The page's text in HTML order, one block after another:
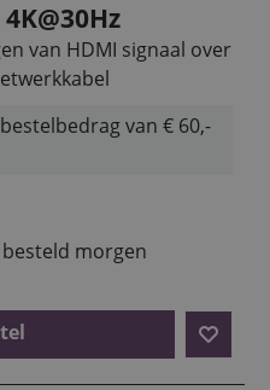
van HDMI signaal over
van € 60,-
morgen